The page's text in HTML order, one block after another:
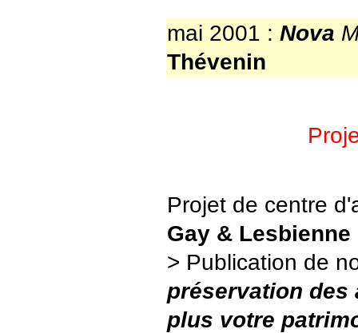
mai 2001 : Nova
Thévenin
Projet de centre
Gay & Lesbienne
> Publication de
préservation des
plus votre